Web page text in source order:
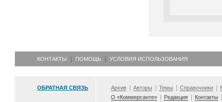
КОНТАКТЫ ПОМОЩЬ УСЛОВИЯ ИСПОЛЬЗОВАНИЯ
ОБРАТНАЯ СВЯЗЬ Архив Авторы Темы Справочники
О «Коммерсанте»
Редакция Контакты